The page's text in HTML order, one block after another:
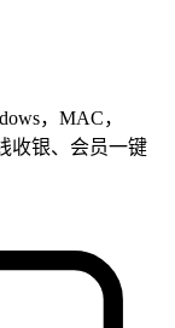
，MAC，
收银、会员一键